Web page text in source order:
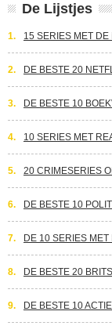
De Lijstjes
1. 15 SERIES MET
2. DE BESTE 20
3. DE BESTE 10
4. 10 SERIES MET
5. 20 CRIMESERIES
6. DE BESTE 10
7. DE 10 SERIES
8. DE BESTE 20
9. DE BESTE 10